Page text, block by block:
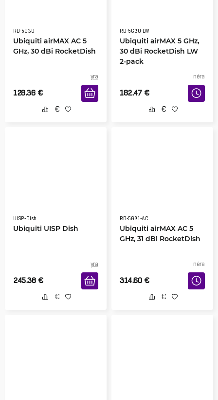
RD-5G30
Ubiquiti airMAX AC 5
GHz, 30 dBi RocketDish
yra
128.36 €
RD-5G30-LW
Ubiquiti airMAX 5 GHz,
30 dBi RocketDish LW
2-pack
nėra
182.47 €
UISP-Dish
Ubiquiti UISP Dish
yra
245.38 €
RD-5G31-AC
Ubiquiti airMAX AC 5
GHz, 31 dBi RocketDish
nėra
314.60 €